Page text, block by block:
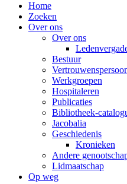
Home
Zoeken
Over ons
Over ons
Bestuur
Werkgroepen
Hospitaleren
Publicaties
Bibliotheek-
Jacobalia
Geschiedenis
Kronieken
Andere
Lidmaatschap
Op weg